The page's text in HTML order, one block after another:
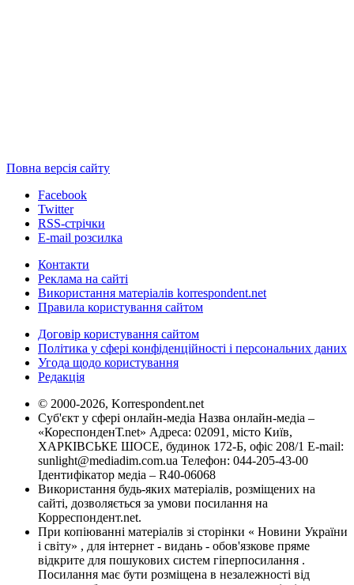
Повна версія сайту
Facebook
Twitter
RSS-стрічки
E-mail розсилка
Контакти
Реклама на сайті
Використання матеріалів korrespondent.net
Правила користування сайтом
Договір користування сайтом
Політика у сфері конфіденційності і персональних даних
Угода щодо користування
Редакція
© 2000-2026, Korrespondent.net
Суб'єкт у сфері онлайн-медіа Назва онлайн-медіа –
«КореспонденТ.net» Адреса: 02091, місто Київ,
ХАРКІВСЬКЕ ШОСЕ, будинок 172-Б, офіс 208/1 E-mail:
sunlight@mediadim.com.ua Телефон: 044-205-43-00
Ідентифікатор медіа – R40-06068
Використання будь-яких матеріалів, розміщених на
сайті, дозволяється за умови посилання на
Корреспондент.net.
При копіюванні матеріалів зі сторінки « Новини України
і світу» , для інтернет - видань - обов'язкове пряме
відкрите для пошукових систем гіперпосилання .
Посилання має бути розміщена в незалежності від